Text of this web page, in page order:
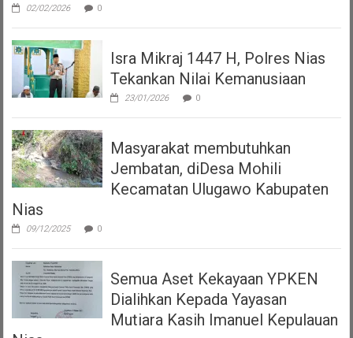
02/02/2026 0
Isra Mikraj 1447 H, Polres Nias
Tekankan Nilai Kemanusiaan
23/01/2026 0
Masyarakat membutuhkan
Jembatan, diDesa Mohili
Kecamatan Ulugawo Kabupaten
Nias
09/12/2025 0
Semua Aset Kekayaan YPKEN
Dialihkan Kepada Yayasan
Mutiara Kasih Imanuel Kepulauan